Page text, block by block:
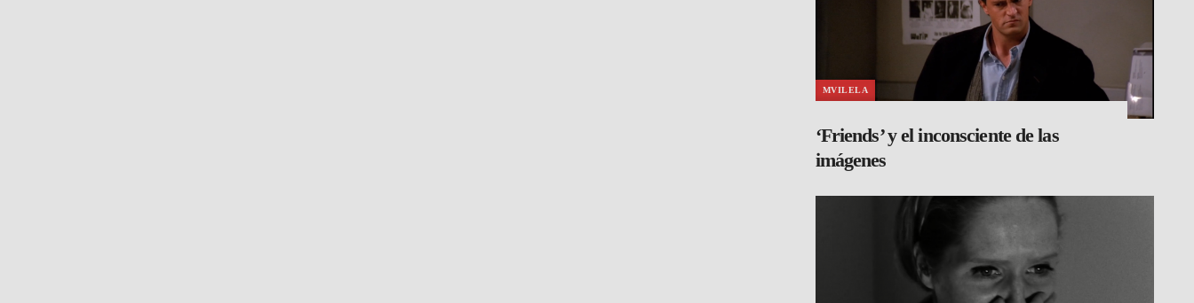
MVILELA
‘Friends’ y el inconsciente de las
imágenes